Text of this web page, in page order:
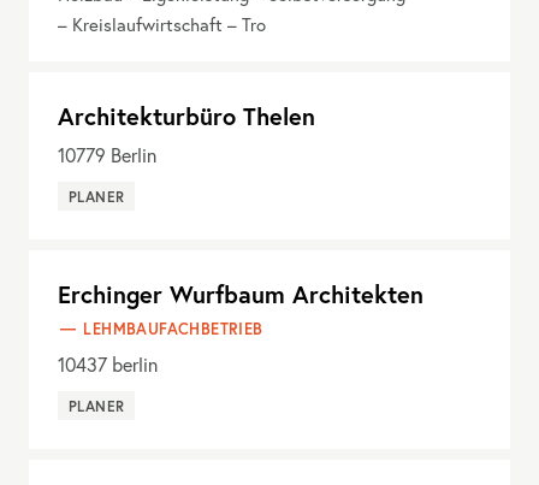
– Kreislaufwirtschaft – Tro
Architekturbüro Thelen
10779 Berlin
PLANER
Erchinger Wurfbaum Architekten
LEHMBAUFACHBETRIEB
10437 berlin
PLANER